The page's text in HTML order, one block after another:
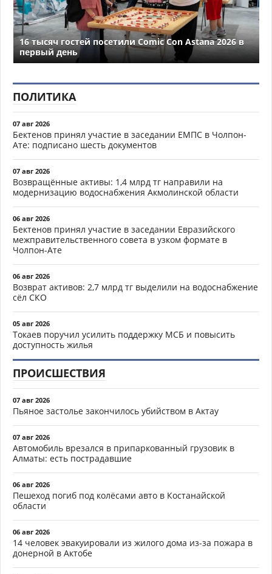
16 тысяч гостей посетили Comic Con Astana 2026 в
первый день
ПОЛИТИКА
07 авг 2026
Бектенов принял участие в заседании ЕМПС в Чолпон-
Ате: подписано шесть документов
07 авг 2026
Возвращённые активы: 1,4 млрд тг направили на
модернизацию водоснабжения Акмолинской области
06 авг 2026
Бектенов принял участие в заседании Евразийского
межправительственного совета в узком формате в
Чолпон-Ате
06 авг 2026
Возврат активов: 2,7 млрд тг выделили на водоснабжение
сёл СКО
05 авг 2026
Токаев поручил усилить поддержку МСБ и повысить
доступность жилья
ПРОИСШЕСТВИЯ
07 авг 2026
Пьяное застолье закончилось убийством в Актау
07 авг 2026
Автомобиль врезался в припаркованный грузовик в
Алматы: есть пострадавшие
06 авг 2026
Пешеход погиб под колёсами авто в Костанайской
области
06 авг 2026
14 человек эвакуировали из жилого дома из-за пожара в
донерной в Актобе